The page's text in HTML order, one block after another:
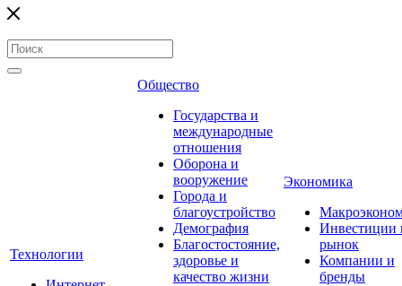
Технологии
Общество
Государства и
международные
отношения
Оборона и
вооружение
Города и
благоустройство
Демография
Благостостояние,
здоровье и
качество жизни
Экономика
Инвестиции
рынок
Компании и
бренды